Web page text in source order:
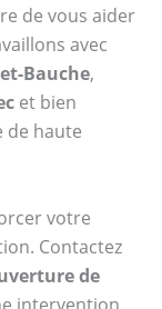
de vous aider
avec
Bauche,
et bien
de haute
votre
Contactez
de
intervention